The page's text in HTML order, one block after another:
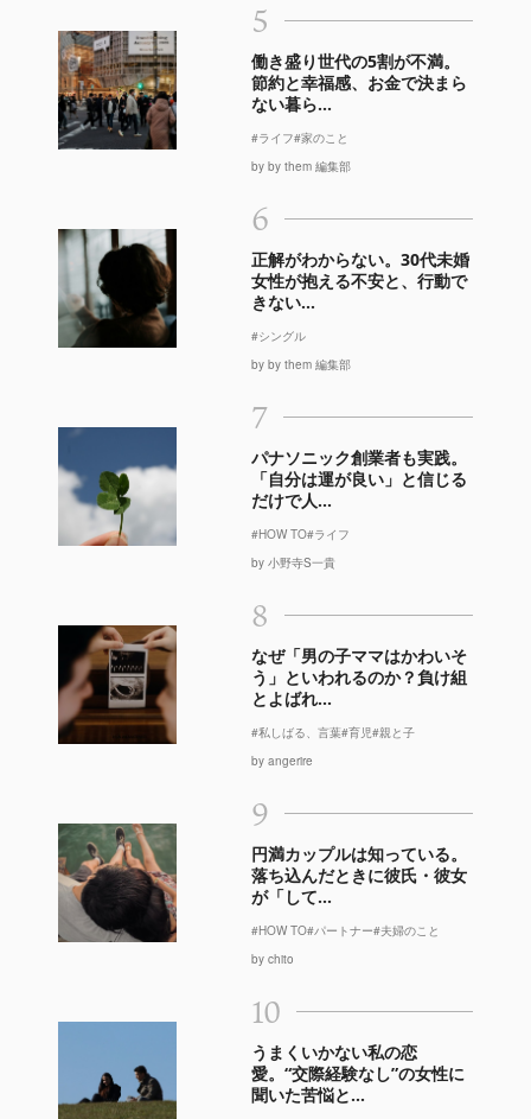
5
働き盛り世代の5割が不満。
節約と幸福感、お金で決まら
ない暮ら...
#ライフ#家のこと
by by them 編集部
6
正解がわからない。30代未婚
女性が抱える不安と、行動で
きない...
#シングル
by by them 編集部
7
パナソニック創業者も実践。
「自分は運が良い」と信じる
だけで人...
#HOW TO#ライフ
by 小野寺S一貴
8
なぜ「男の子ママはかわいそ
う」といわれるのか？負け組
とよばれ...
#私しばる、言葉#育児#親と子
by angerire
9
円満カップルは知っている。
落ち込んだときに彼氏・彼女
が「して...
#HOW TO#パートナー#夫婦のこと
by chito
10
うまくいかない私の恋
愛。“交際経験なし”の女性に
聞いた苦悩と...